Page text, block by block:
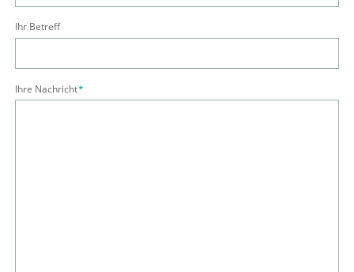
Ihr Betreff
Pflichtfeld
Ihre Nachricht*